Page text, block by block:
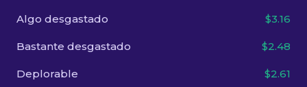
Algo desgastado $3.16
Bastante desgastado $2.48
Deplorable $2.61